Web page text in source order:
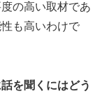
の高い取材であ
も高いわけで
を聞くにはどう